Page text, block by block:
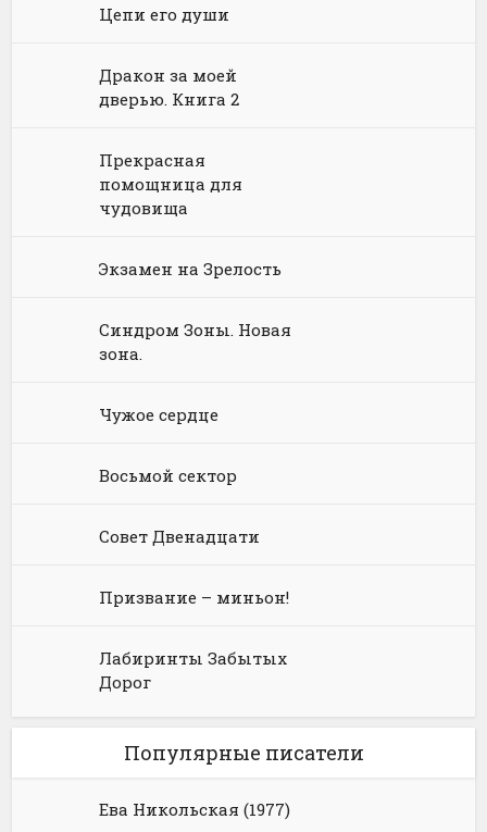
Юриспруденция, право
Языкознание
Энциклопедии
Киберпанк
Научная фантастика
Попаданцы
Социальная фантастика
Книги про вампиров
Любовное фэнтези
Русское фэнтези
Ужасы и Мистика
Юмористическое фэнтези
Юмористическая проза
Цепи его души
Дракон за моей
дверью. Книга 2
Прекрасная
помощница для
чудовища
Экзамен на Зрелость
Синдром Зоны. Новая
зона.
Чужое сердце
Восьмой сектор
Совет Двенадцати
Призвание – миньон!
Лабиринты Забытых
Дорог
Популярные писатели
Ева Никольская (1977)